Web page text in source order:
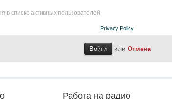
в списке активных пользователей
Privacy Policy
или Отмена
Работа на радио